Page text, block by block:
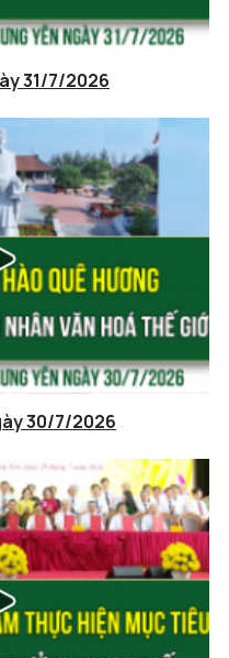
31/7/2026
30/7/2026